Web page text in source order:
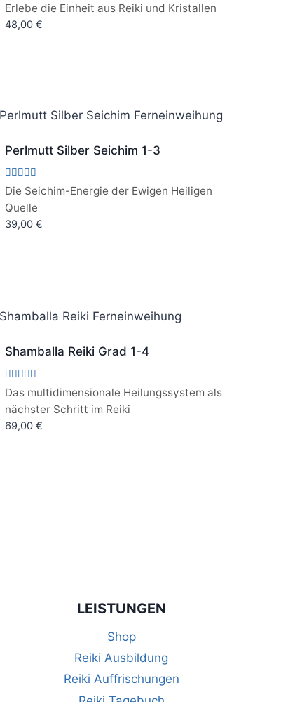
Erlebe die Einheit aus Reiki und Kristallen
48,00€
Perlmutt Silber Seichim 1-3
Bewertet
mit
5.00
Die Seichim-Energie der Ewigen Heiligen
Quelle
39,00€
Shamballa Reiki Grad 1-4
Bewertet
mit
4.00
Das multidimensionale Heilungssystem als
nächster Schritt im Reiki
69,00€
LEISTUNGEN
Shop
Reiki Ausbildung
Reiki Auffrischungen